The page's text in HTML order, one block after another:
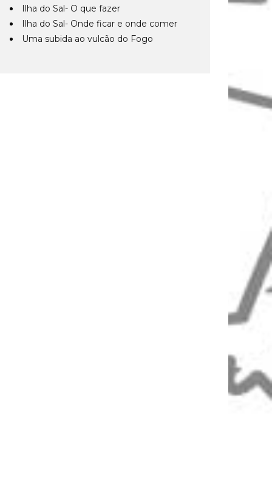
Ilha do Sal- O que fazer
Ilha do Sal- Onde ficar e onde comer
Uma subida ao vulcão do Fogo